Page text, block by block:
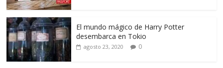
El mundo mágico de Harry Potter
desembarca en Tokio
agosto 23, 2020 0